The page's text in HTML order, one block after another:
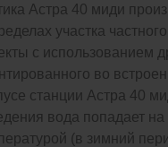
Астра 40 миди
участка
с использованием
во
станции Астра 40
вода попадает
(в зимний